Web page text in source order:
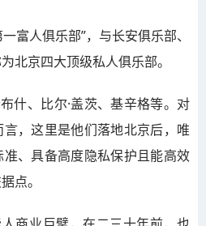
富人俱乐部”，与长安俱乐部、
北京四大顶级私人俱乐部。
什、比尔·盖茨、基辛格等。对
，这里是他们落地北京后，唯
、具备高度隐私保护且能高效
点。